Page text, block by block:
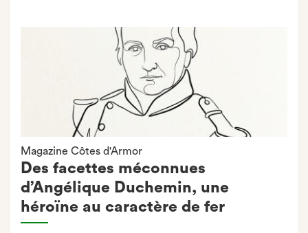
Magazine Côtes d'Armor
Des facettes méconnues
d’Angélique Duchemin, une
héroïne au caractère de fer